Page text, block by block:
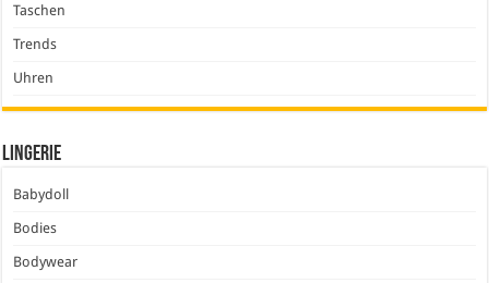
Taschen
Trends
Uhren
Lingerie
Babydoll
Bodies
Bodywear